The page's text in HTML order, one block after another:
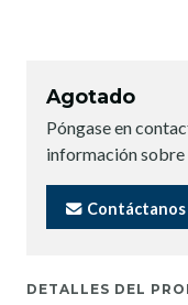
Agotado
Póngase en
información
Contáctanos
DETALLES DEL